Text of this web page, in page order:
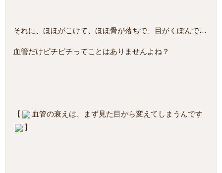
それに、ほほがこけて、ほほ骨が落ちで、目がくぼんで…
血管だけピチピチってことはありませんよね？
【
血管の衰えは、まず見た目から変えてしまうんです
】